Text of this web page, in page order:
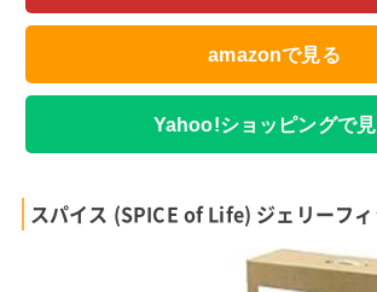
amazonで見る
Yahoo!ショッピングで
スパイス (SPICE of Life) ジェリーフ